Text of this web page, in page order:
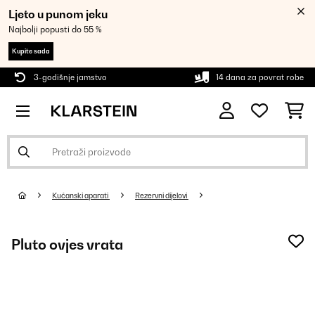
Ljeto u punom jeku
Najbolji popusti do 55 %
Kupite sada
3-godišnje jamstvo 14 dana za povrat robe
Kućanski aparati Rezervni dijelovi
Pluto ovjes vrata